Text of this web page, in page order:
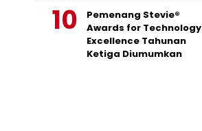
Pemenang Stevie®
Awards for Technology
Excellence Tahunan
Ketiga Diumumkan